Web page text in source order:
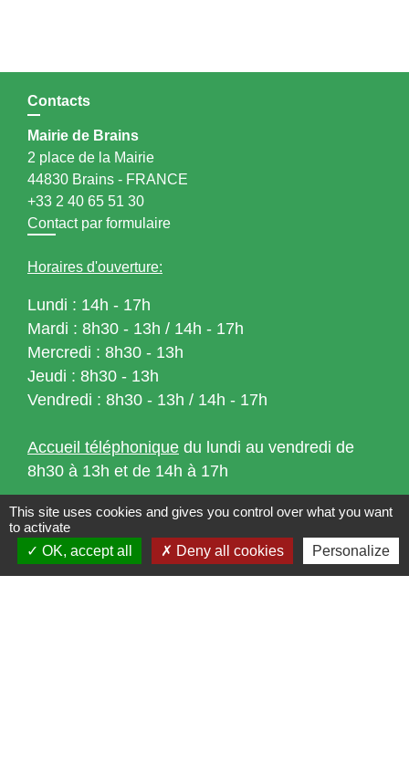
Contacts
Mairie de Brains
2 place de la Mairie
44830 Brains - FRANCE
+33 2 40 65 51 30
Contact par formulaire
Horaires d'ouverture:
Lundi : 14h - 17h
Mardi : 8h30 - 13h / 14h - 17h
Mercredi : 8h30 - 13h
Jeudi : 8h30 - 13h
Vendredi : 8h30 - 13h / 14h - 17h
Accueil téléphonique du lundi au vendredi de
8h30 à 13h et de 14h à 17h
Liens
This site uses cookies and gives you control over what you want
to activate
OK, accept all
Deny all cookies Personalize